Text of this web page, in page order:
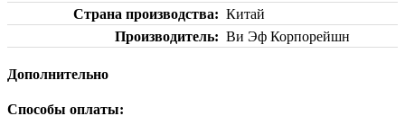
Страна производства
Китай
Производитель
Ви Эф Корпорейшн
Дополнительно
Способы оплаты: